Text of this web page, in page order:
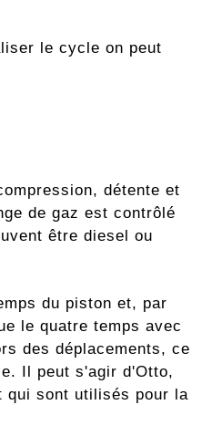
le cycle on peut
détente et
de gaz est contrôlé
être diesel ou
du piston et, par
le quatre temps avec
des déplacements, ce
Il peut s'agir d'Otto,
qui sont utilisés pour la